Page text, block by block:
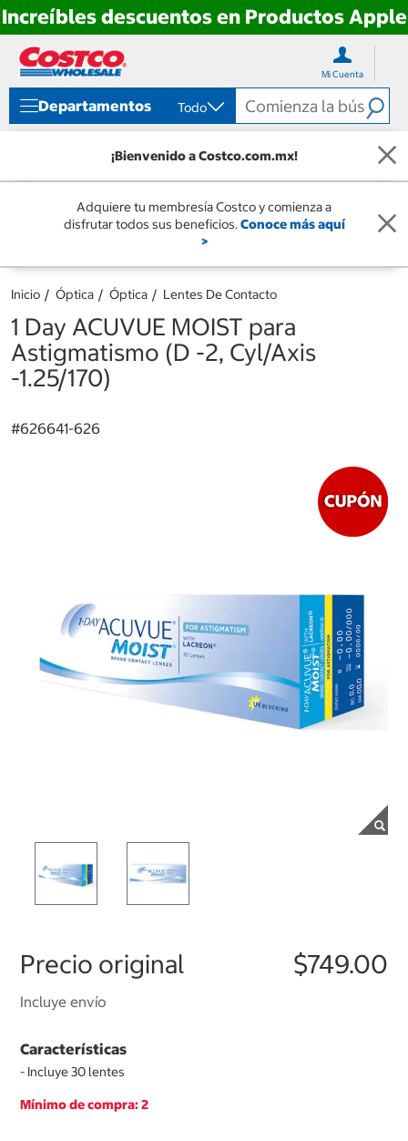
Increíbles descuentos en Productos Apple
directo
contenido
directo
menú
navegación
Mi Cuenta
Departamentos Todo
¡Bienvenido a Costco.com.mx!
Adquiere tu membresía Costco y comienza a
disfrutar todos sus beneficios.Conoce más aquí
>
Inicio Óptica Óptica Lentes De Contacto
1 Day ACUVUE MOIST para
Astigmatismo (D -2, Cyl/Axis
-1.25/170)
#626641-626
Precio original $749.00
Incluye envío
Características
- Incluye 30 lentes
Mínimo de compra: 2